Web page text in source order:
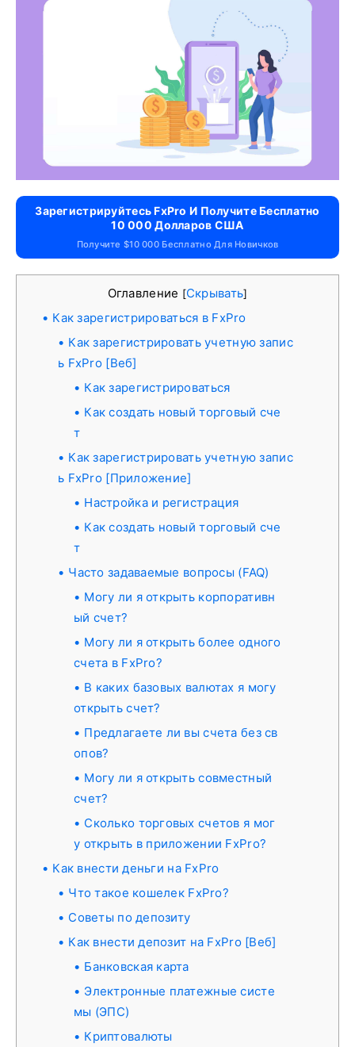
Зарегистрируйтесь FxPro И Получите Бесплатно
10 000 Долларов США
Получите $10 000 Бесплатно Для Новичков
Оглавление [Скрывать]
Как зарегистрироваться в FxPro
Как зарегистрировать учетную запис
ь FxPro [Веб]
Как зарегистрироваться
Как создать новый торговый сче
т
Как зарегистрировать учетную запис
ь FxPro [Приложение]
Настройка и регистрация
Как создать новый торговый сче
т
Часто задаваемые вопросы (FAQ)
Могу ли я открыть корпоративн
ый счет?
Могу ли я открыть более одного
счета в FxPro?
В каких базовых валютах я могу
открыть счет?
Предлагаете ли вы счета без св
опов?
Могу ли я открыть совместный
счет?
Сколько торговых счетов я мог
у открыть в приложении FxPro?
Как внести деньги на FxPro
Что такое кошелек FxPro?
Советы по депозиту
Как внести депозит на FxPro [Веб]
Банковская карта
Электронные платежные систе
мы (ЭПС)
Криптовалюты